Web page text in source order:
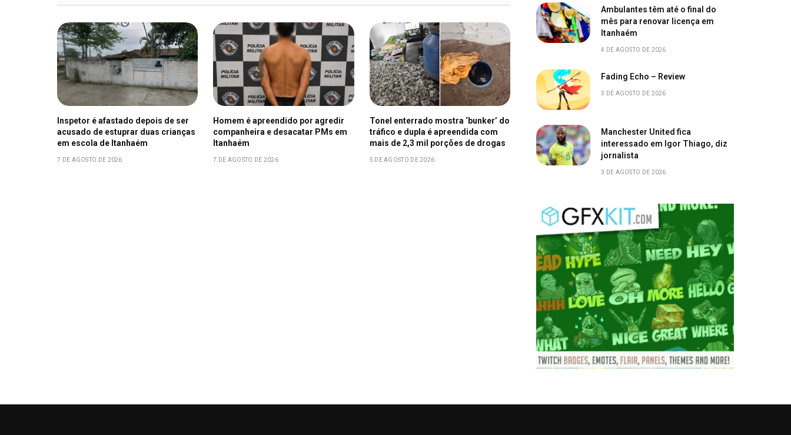
Inspetor é afastado depois de ser
acusado de estuprar duas crianças
em escola de Itanhaém
7 DE AGOSTO DE 2026
Homem é apreendido por agredir
companheira e desacatar PMs em
Itanhaém
7 DE AGOSTO DE 2026
Tonel enterrado mostra ‘bunker’ do
tráfico e dupla é apreendida com
mais de 2,3 mil porções de drogas
5 DE AGOSTO DE 2026
Ambulantes têm até o final do
mês para renovar licença em
Itanhaém
4 DE AGOSTO DE 2026
Fading Echo – Review
3 DE AGOSTO DE 2026
Manchester United fica
interessado em Igor Thiago, diz
jornalista
3 DE AGOSTO DE 2026